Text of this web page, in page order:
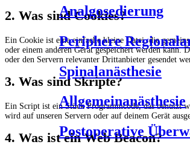
Analgosedierung
Periphere
Spinalanästhesie
Allgemeinanästhesie
Postoperative
2. Was sind Cookies?
Ein Cookie ist eine einfache kleine Datei, die
oder einem anderen Gerät gespeichert werden kann.
oder den Servern relevanter Drittanbieter gesendet
3. Was sind Skripte?
Ein Script ist ein Stück Programmcode, das benutzt
wird auf unseren Servern oder auf deinem Gerät
4. Was ist ein Web Beacon?